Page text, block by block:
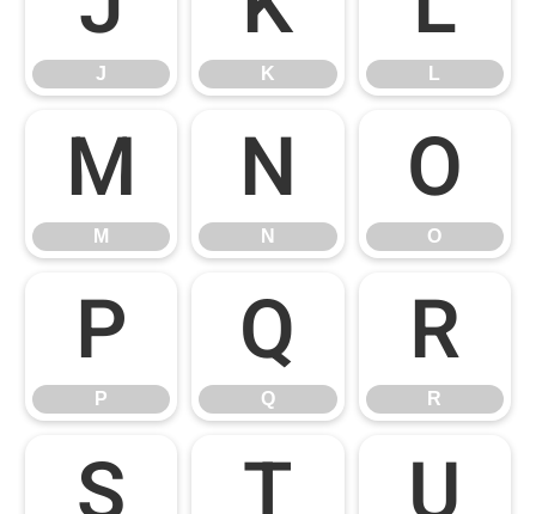
J K L
M
M
N
N
O
O
P
P
Q
Q
R
R